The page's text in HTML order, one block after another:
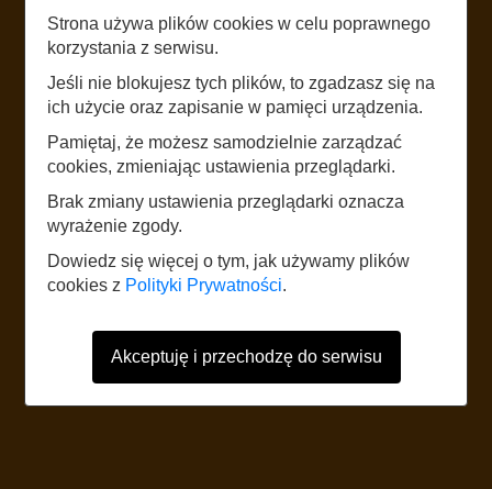
LISTEN
KOŚCIÓŁ ŚW. DUCHA
START
The website uses mobile data according to the standard rates of the
network operator. It is recommended to have a tariff with mobile internet.
Foreign users should refer to the current Internet data roaming tariff table.
Strona używa plików cookies w celu poprawnego
korzystania z serwisu.
Jeśli nie blokujesz tych plików, to zgadzasz się na
ich użycie oraz zapisanie w pamięci urządzenia.
Pamiętaj, że możesz samodzielnie zarządzać
cookies, zmieniając ustawienia przeglądarki.
Brak zmiany ustawienia przeglądarki oznacza
wyrażenie zgody.
Dowiedz się więcej o tym, jak używamy plików
cookies z Polityki Prywatności.
Akceptuję i przechodzę do serwisu